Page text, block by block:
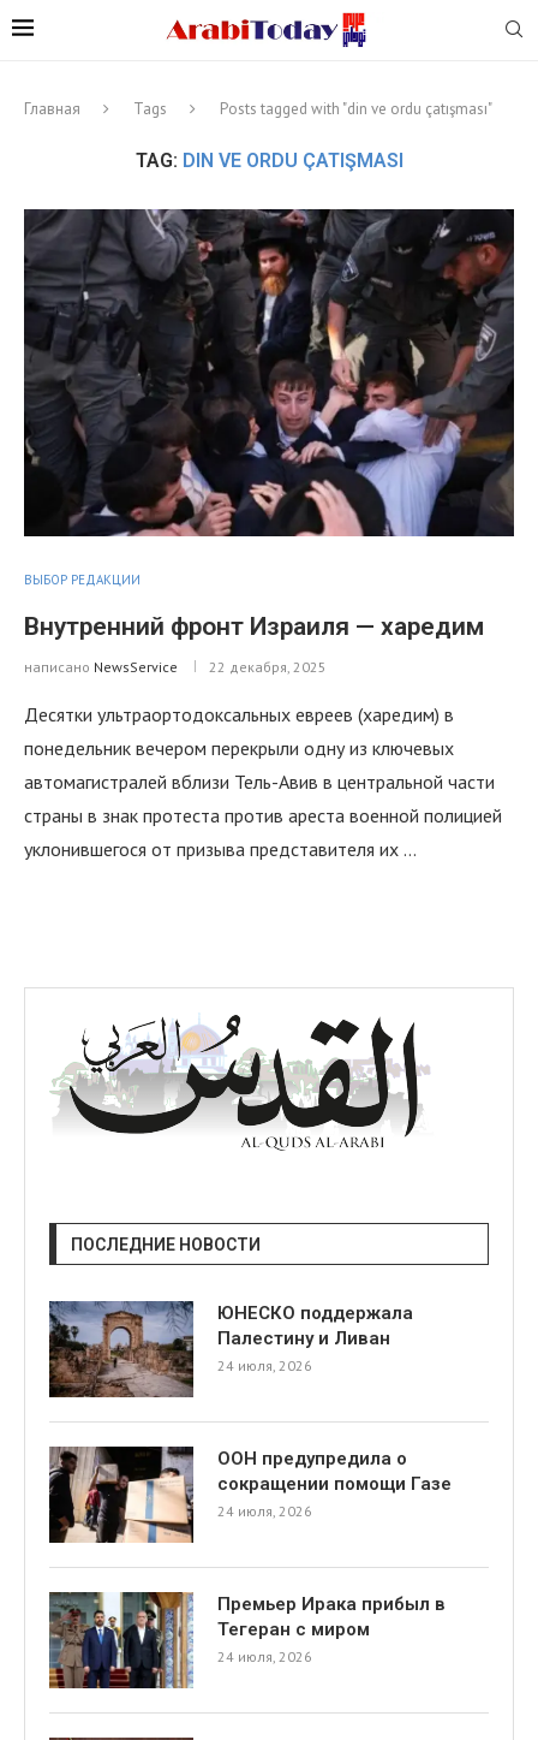
Главная Tags Posts tagged with "din ve ordu çatışması"
TAG: DIN VE ORDU ÇATIŞMASI
ВЫБОР РЕДАКЦИИ
Внутренний фронт Израиля — харедим
написано NewsService 22 декабря, 2025
Десятки ультраортодоксальных евреев (харедим) в
понедельник вечером перекрыли одну из ключевых
автомагистралей вблизи Тель-Авив в центральной части
страны в знак протеста против ареста военной полицией
уклонившегося от призыва представителя их …
ПОСЛЕДНИЕ НОВОСТИ
ЮНЕСКО поддержала
Палестину и Ливан
24 июля, 2026
ООН предупредила о
сокращении помощи Газе
24 июля, 2026
Премьер Ирака прибыл в
Тегеран с миром
24 июля, 2026